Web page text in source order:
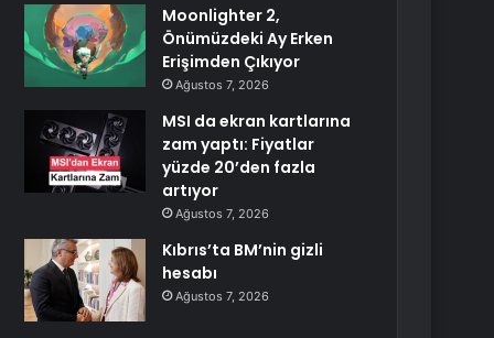
Moonlighter 2,
Önümüzdeki Ay Erken
Erişimden Çıkıyor
Ağustos 7, 2026
MSI da ekran kartlarına
zam yaptı: Fiyatlar
yüzde 20’den fazla
artıyor
Ağustos 7, 2026
Kıbrıs’ta BM’nin gizli
hesabı
Ağustos 7, 2026